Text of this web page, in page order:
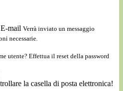
E-mail Verrà inviato un messaggio
necessarie.
utente? Effettua il reset della password
la casella di posta elettronica!